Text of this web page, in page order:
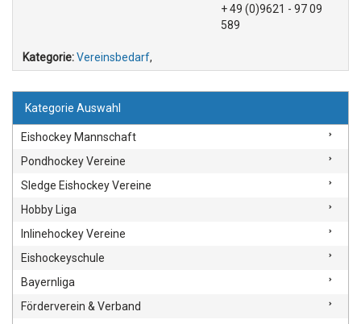
+ 49 (0)9621 - 97 09
589
Kategorie:Vereinsbedarf,
Kategorie Auswahl
Eishockey Mannschaft
Pondhockey Vereine
Sledge Eishockey Vereine
Hobby Liga
Inlinehockey Vereine
Eishockeyschule
Bayernliga
Förderverein & Verband